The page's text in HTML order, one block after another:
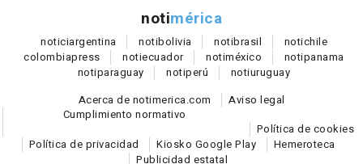
notimérica
noticiargentina notibolivia notibrasil notichile
colombiapress notiecuador notiméxico notipanama
notiparaguay notiperú notiuruguay
Acerca de notimerica.com
Aviso legal
Cumplimiento normativo
Política de cookies
Política de privacidad
Kiosko Google Play
Hemeroteca
Publicidad estatal